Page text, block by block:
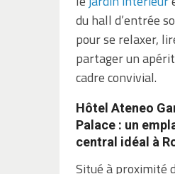
du hall d’entrée
pour se relaxer,
partager un
cadre convivial.
Hôtel Ateneo
Palace : un
central idéal à
Situé à proximité